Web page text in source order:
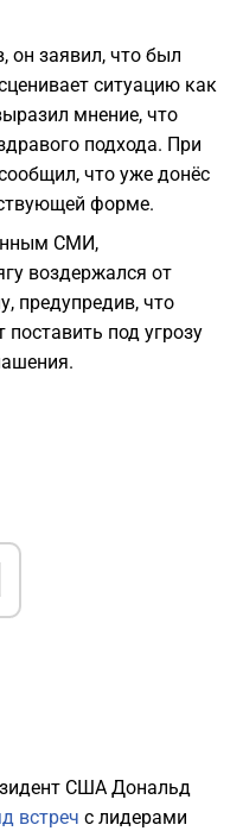
он заявил, что был
ситуацию как
мнение, что
подхода. При
что уже донёс
форме.
СМИ,
воздержался от
предупредив, что
под угрозу
США Дональд
встреч с лидерами